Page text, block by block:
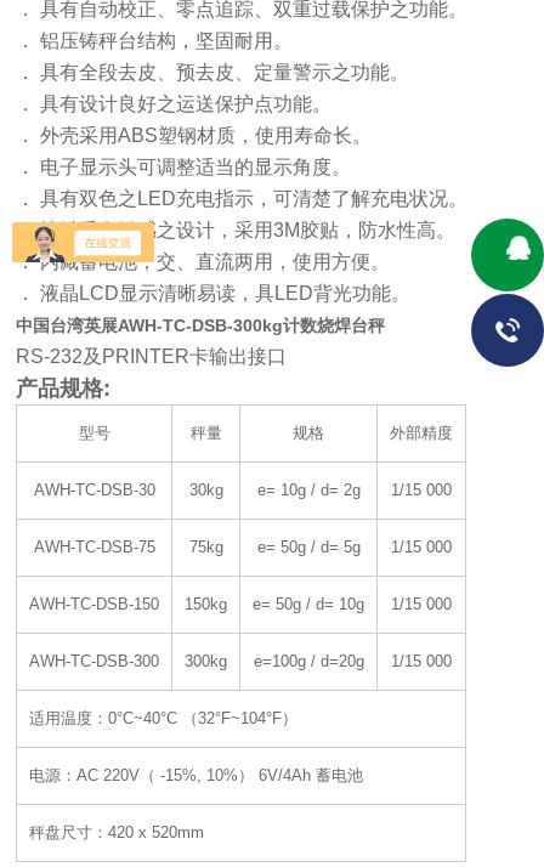
． 具有自动校正、零点追踪、双重过载保护之功能。
． 铝压铸秤台结构，坚固耐用。
． 具有全段去皮、预去皮、定量警示之功能。
． 具有设计良好之运送保护点功能。
． 外壳采用ABS塑钢材质，使用寿命长。
． 电子显示头可调整适当的显示角度。
． 具有双色之LED充电指示，可清楚了解充电状况。
． 按键采有触感之设计，采用3M胶贴，防水性高。
． 内藏蓄电池，交、直流两用，使用方便。
． 液晶LCD显示清晰易读，具LED背光功能。
中国台湾英展AWH-TC-DSB-300kg计数烧焊台秤
RS-232及PRINTER卡输出接口
产品规格:
型号 秤量 规格 外部精度
AWH-TC-DSB-30 30kg e= 10g / d= 2g 1/15 000
AWH-TC-DSB-75 75kg e= 50g / d= 5g 1/15 000
AWH-TC-DSB-150 150kg e= 50g / d= 10g 1/15 000
AWH-TC-DSB-300 300kg e=100g / d=20g 1/15 000
适用温度：0°C~40°C （32°F~104°F）
电源：AC 220V（ -15%, 10%） 6V/4Ah 蓄电池
秤盘尺寸：420 x 520mm